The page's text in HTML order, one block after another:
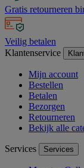
Gratis retourneren
Veilig betalen
Klantenservice
Mijn account
Bestellen
Betalen
Bezorgen
Retourneren
Bekijk alle
Services Services